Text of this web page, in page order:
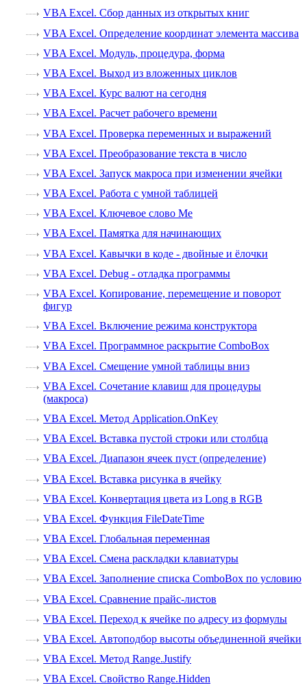
VBA Excel. Сбор данных из открытых книг
VBA Excel. Определение координат элемента массива
VBA Excel. Модуль, процедура, форма
VBA Excel. Выход из вложенных циклов
VBA Excel. Курс валют на сегодня
VBA Excel. Расчет рабочего времени
VBA Excel. Проверка переменных и выражений
VBA Excel. Преобразование текста в число
VBA Excel. Запуск макроса при изменении ячейки
VBA Excel. Работа с умной таблицей
VBA Excel. Ключевое слово Me
VBA Excel. Памятка для начинающих
VBA Excel. Кавычки в коде - двойные и ёлочки
VBA Excel. Debug - отладка программы
VBA Excel. Копирование, перемещение и поворот
фигур
VBA Excel. Включение режима конструктора
VBA Excel. Программное раскрытие ComboBox
VBA Excel. Смещение умной таблицы вниз
VBA Excel. Сочетание клавиш для процедуры
(макроса)
VBA Excel. Метод Application.OnKey
VBA Excel. Вставка пустой строки или столбца
VBA Excel. Диапазон ячеек пуст (определение)
VBA Excel. Вставка рисунка в ячейку
VBA Excel. Конвертация цвета из Long в RGB
VBA Excel. Функция FileDateTime
VBA Excel. Глобальная переменная
VBA Excel. Смена раскладки клавиатуры
VBA Excel. Заполнение списка ComboBox по условию
VBA Excel. Сравнение прайс-листов
VBA Excel. Переход к ячейке по адресу из формулы
VBA Excel. Автоподбор высоты объединенной ячейки
VBA Excel. Метод Range.Justify
VBA Excel. Свойство Range.Hidden